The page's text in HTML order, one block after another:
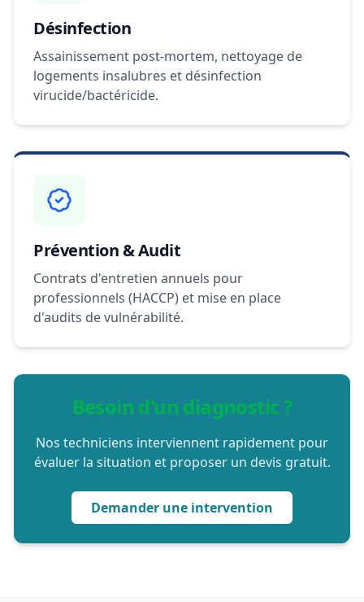
Désinfection
Assainissement post-mortem, nettoyage de
logements insalubres et désinfection
virucide/bactéricide.
Prévention & Audit
Contrats d'entretien annuels pour
professionnels (HACCP) et mise en place
d'audits de vulnérabilité.
Besoin d'un diagnostic ?
Nos techniciens interviennent rapidement pour
évaluer la situation et proposer un devis gratuit.
Demander une intervention